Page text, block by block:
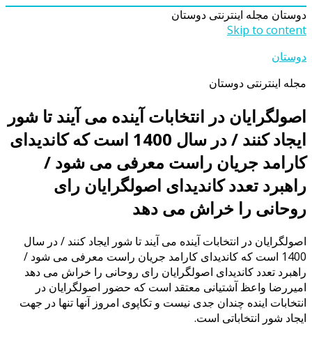
دوستان مجله اینترنتی دوستان
Skip to content
دوستان
مجله اینترنتی دوستان
اصولگرایان در انتخابات آینده می آیند تا شور
ایجاد کنند / در سال 1400 است که کاندیدای
کارامد جریان راست معرفی می شود /
راهبرد تعدد کاندیدای اصولگرایان رای
روحانی را خراش می دهد
اصولگرایان در انتخابات آینده می آیند تا شور ایجاد کنند / در سال
1400 است که کاندیدای کارامد جریان راست معرفی می شود /
راهبرد تعدد کاندیدای اصولگرایان رای روحانی را خراش می دهد
امیررضا واعظ آشتیانی معتقد است که حضور اصولگرایان در
انتخابات اینده چندان جدی نیست و تکاپوی امروز آنها تنها در جهت
ایجاد شور انتخاباتی است.